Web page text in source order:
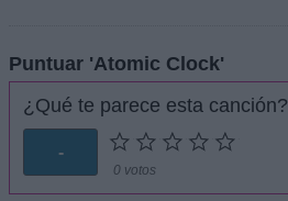
Puntuar 'Atomic Clock'
¿Qué te parece esta canción?
-
0 votos